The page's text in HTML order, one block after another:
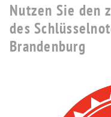
Nutzen Sie den
des
Brandenburg